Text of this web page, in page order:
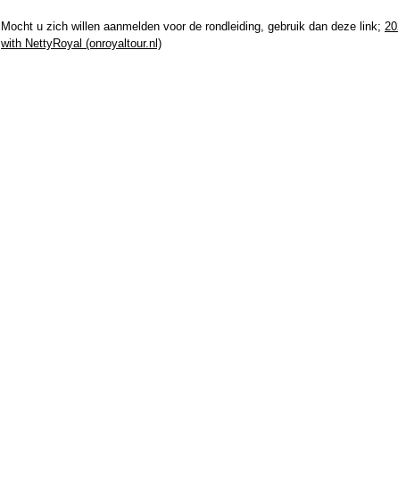
Mocht u zich willen aanmelden voor de rondleiding, gebruik dan deze link;
with NettyRoyal (onroyaltour.nl)